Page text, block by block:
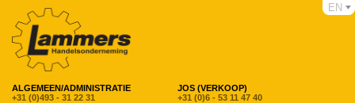
ALGEMEEN/ADMINISTRATIE
+31 (0)493 - 31 22 31
JOS (VERKOOP)
+31 (0)6 - 53 11 47 40
EN